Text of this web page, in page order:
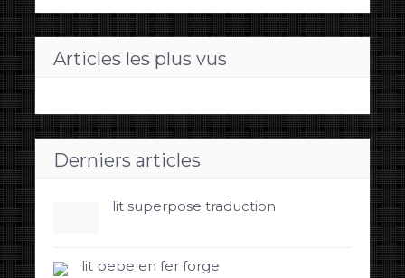
Articles les plus vus
Derniers articles
lit superpose traduction
lit bebe en fer forge